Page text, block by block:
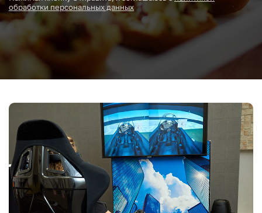
обработки персональных данных